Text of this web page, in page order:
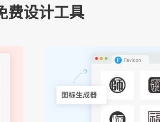
费设计工具